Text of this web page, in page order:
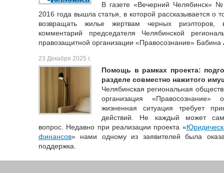
В газете «Вечерний Челябинск»
2016 года вышла статья, в которой рассказывается о
возвращать жилье жертвам черных риэлторов,
комментарий председателя Челябинской
правозащитной организации «Правосознание» Бабина
23 Декабря 2025 г.
Помощь в рамках проекта:
разделе совместно нажитого
Челябинская региональная
организация
жизненная ситуация требует
действий. Не каждый может
вопрос. Недавно при реализации проекта «
финансов» нами одному из заявителей была
поддержка.